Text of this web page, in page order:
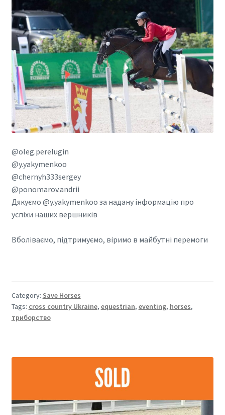
@oleg.perelugin
@y.yakymenkoo
@chernyh333sergey
@ponomarov.andrii
Дякуємо @y.yakymenkoo за надану інформацію про
успіхи наших вершників
Вболіваємо, підтримуємо, віримо в майбутні перемоги
Category: Save Horses
Tags: cross country Ukraine, equestrian, eventing, horses,
триборство